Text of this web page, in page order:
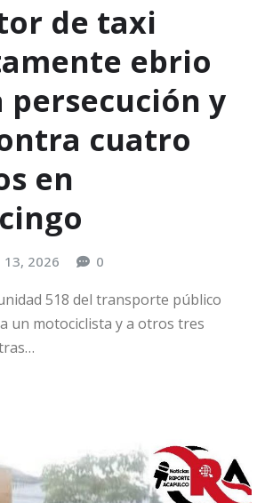
de taxi
ebrio
persecución y
cuatro
en
13, 2026 0
518 del transporte público
un motociclista y a otros tres